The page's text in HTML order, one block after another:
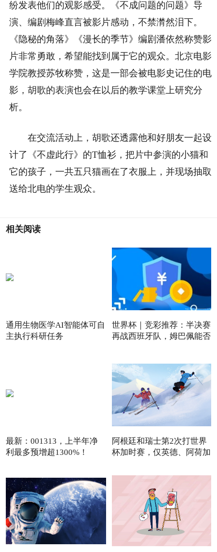
纷发表他们的观影感受。《不成问题的问题》导
演、编剧梅峰直言被影片感动，不禁潸然泪下。
《隐秘的角落》《漫长的季节》编剧潘依然称赞影
片非常勇敢，希望能找到属于它的观众。北京电影
学院教授苏牧称赞，这是一部会被电影史记住的电
影，胡歌的表演也会在以后的教学课堂上研究分
析。
在交流活动上，胡歌还透露他和好朋友一起设
计了《不虚此行》的T恤衫，把片中参演的小猫和
它的孩子，一共五只猫画在了衣服上，并现场抽取
送给北电的学生观众。
相关阅读
通用生物医学AI智能体可自
主执行科研任务
世界杯｜竞彩推荐：半决赛
再战西班牙队，姆巴佩能否
最新：001313，上半年净
利最多预增超1300%！
阿根廷和瑞士第2次打世界
杯加时赛，仅英德、阿荷加